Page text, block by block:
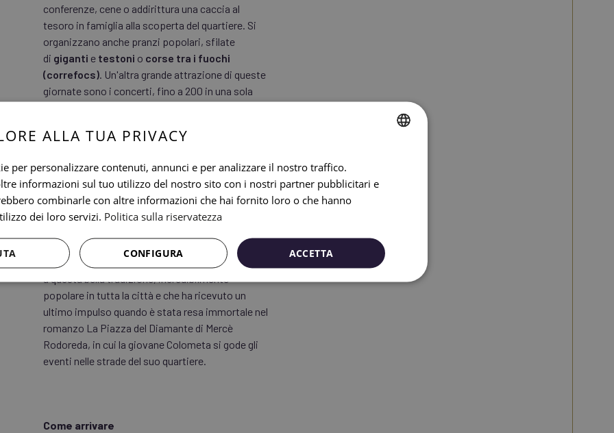
conferenze, cene o addirittura una caccia al
tesoro in famiglia alla scoperta del quartiere. Si
organizzano anche pranzi popolari, sfilate
di giganti e testoni o corse tra i fuochi
(correfocs). Un'altra grande attrazione di queste
giornate sono i concerti, fino a 200 in una sola
se solo fino alle 2 del mattino, ora ufficiale per la
tutela delle ore di riposo.
Gran parte dell'enorme successo di questi
festeggiamenti nel quartiere è dovuto alla loro
vestigia si collocano nel 1817, oltre 200 anni fa. Né
la guerra né la dittatura sono riuscite a porre fine
a questa bella tradizione, incredibilmente
popolare in tutta la città e che ha ricevuto un
ultimo impulso quando è stata resa immortale nel
romanzo La Piazza del Diamante di Mercè
Rodoreda, in cui la giovane Colometa si gode gli
eventi nelle strade del suo quartiere.
Come arrivare
ENGLISH
FRENCH
ITALIAN
ALLA TUA PRIVACY
per personalizzare contenuti, annunci e per analizzare il nostro traffico.
informazioni sul tuo utilizzo del nostro sito con i nostri partner pubblicitari e
combinarle con altre informazioni che hai fornito loro o che hanno
dei loro servizi. Politica sulla riservatezza
ACCETTA
CONFIGURA